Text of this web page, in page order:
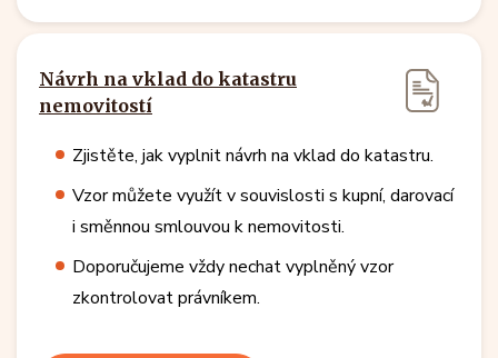
Návrh na vklad do katastru
nemovitostí
Zjistěte, jak vyplnit návrh na vklad do katastru.
Vzor můžete využít v souvislosti s kupní, darovací
i směnnou smlouvou k nemovitosti.
Doporučujeme vždy nechat vyplněný vzor
zkontrolovat právníkem.